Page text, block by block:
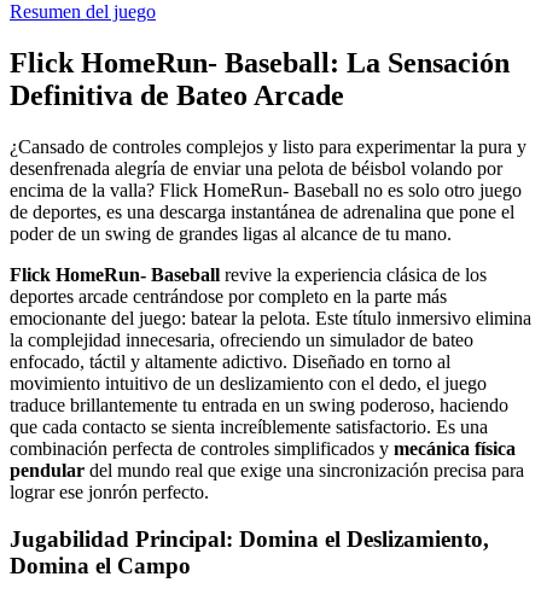
Resumen del juego
Flick HomeRun- Baseball: La Sensación
Definitiva de Bateo Arcade
¿Cansado de controles complejos y listo para experimentar la pura y
desenfrenada alegría de enviar una pelota de béisbol volando por
encima de la valla? Flick HomeRun- Baseball no es solo otro juego
de deportes, es una descarga instantánea de adrenalina que pone el
poder de un swing de grandes ligas al alcance de tu mano.
Flick HomeRun- Baseball revive la experiencia clásica de los
deportes arcade centrándose por completo en la parte más
emocionante del juego: batear la pelota. Este título inmersivo elimina
la complejidad innecesaria, ofreciendo un simulador de bateo
enfocado, táctil y altamente adictivo. Diseñado en torno al
movimiento intuitivo de un deslizamiento con el dedo, el juego
traduce brillantemente tu entrada en un swing poderoso, haciendo
que cada contacto se sienta increíblemente satisfactorio. Es una
combinación perfecta de controles simplificados y mecánica física
pendular del mundo real que exige una sincronización precisa para
lograr ese jonrón perfecto.
Jugabilidad Principal: Domina el Deslizamiento,
Domina el Campo